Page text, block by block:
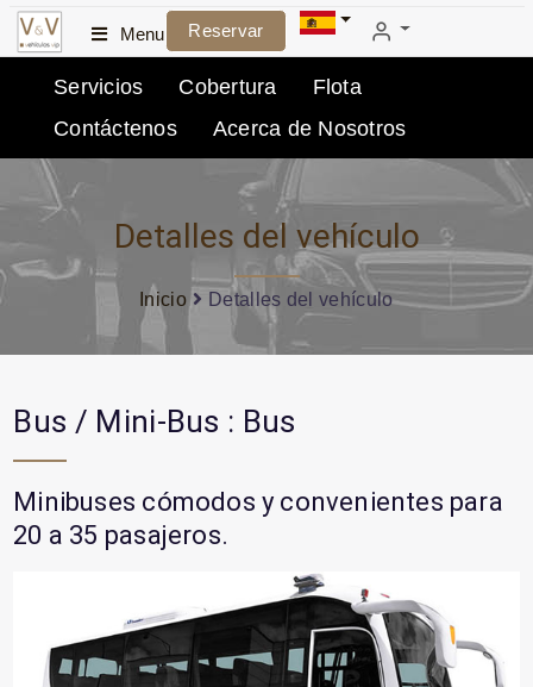
Menu Reservar
Servicios Cobertura
Flota
Contáctenos
Acerca de Nosotros
Detalles del vehículo
Inicio Detalles del vehículo
Bus / Mini-Bus : Bus
Minibuses cómodos y convenientes para
20 a 35 pasajeros.